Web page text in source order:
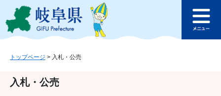
ジ
ュ
このページの本文へ
ュ
トップページ > 入札・公売
入札・公売